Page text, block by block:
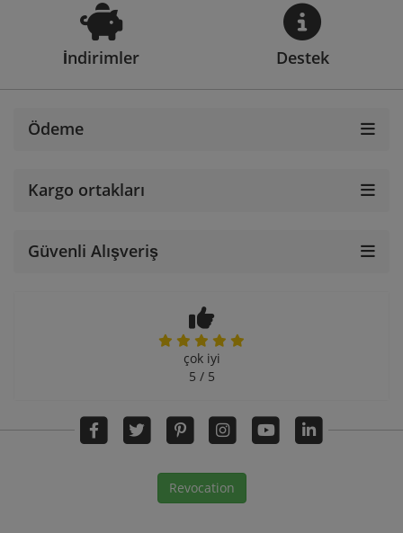
İndirimler Destek
Ödeme
Kargo ortakları
Güvenli Alışveriş
çok iyi
5 / 5
Revocation